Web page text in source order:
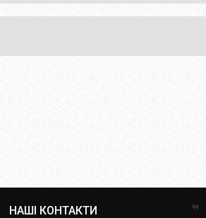
НАШІ КОНТАКТИ